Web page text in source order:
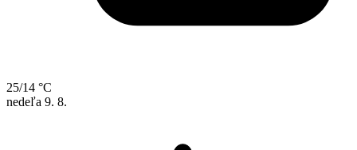
25/14 °C
nedeľa 9. 8.